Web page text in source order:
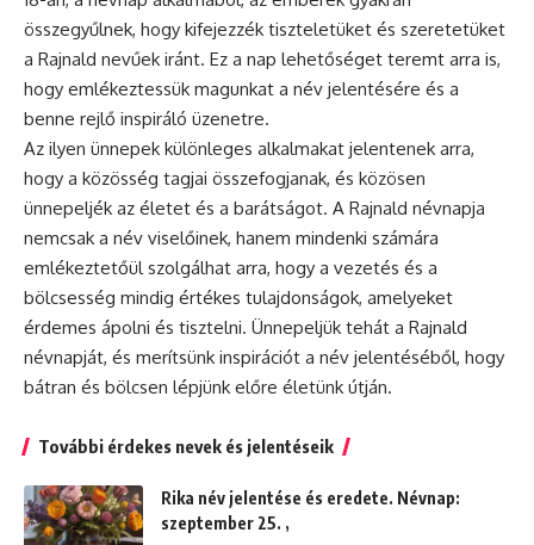
összegyűlnek, hogy kifejezzék tiszteletüket és szeretetüket
a Rajnald nevűek iránt. Ez a nap lehetőséget teremt arra is,
hogy emlékeztessük magunkat a név jelentésére és a
benne rejlő inspiráló üzenetre.
Az ilyen ünnepek különleges alkalmakat jelentenek arra,
hogy a közösség tagjai összefogjanak, és közösen
ünnepeljék az életet és a barátságot. A Rajnald névnapja
nemcsak a név viselőinek, hanem mindenki számára
emlékeztetőül szolgálhat arra, hogy a vezetés és a
bölcsesség mindig értékes tulajdonságok, amelyeket
érdemes ápolni és tisztelni. Ünnepeljük tehát a Rajnald
névnapját, és merítsünk inspirációt a név jelentéséből, hogy
bátran és bölcsen lépjünk előre életünk útján.
További érdekes nevek és jelentéseik
Rika név jelentése és eredete. Névnap:
szeptember 25. ,